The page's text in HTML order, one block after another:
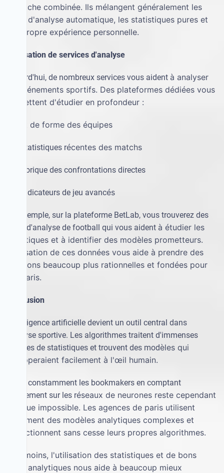
approche combinée. Ils mélangent généralement les
outils d'analyse automatique, les statistiques pures et
leur propre expérience personnelle.
L'utilisation de services d'analyse
Aujourd'hui, de nombreux services vous aident à analyser
énements sportifs. Des plateformes dédiées vous
permettent d'étudier en profondeur :
tat de forme des équipes
les statistiques récentes des matchs
l'historique des confrontations directes
les indicateurs de jeu avancés
Par exemple, sur la plateforme BetLab, vous trouverez des
outils d'analyse de football qui vous aident à étudier les
statistiques et à identifier des modèles prometteurs.
L'utilisation de ces données vous aide à prendre des
cisions beaucoup plus rationnelles et fondées pour
vos paris.
Conclusion
L'intelligence artificielle devient un outil central dans
l'analyse sportive. Les algorithmes traitent d'immenses
archives de statistiques et trouvent des modèles qui
chapperaient facilement à l'œil humain.
Battre constamment les bookmakers en comptant
uniquement sur les réseaux de neurones reste cependant
presque impossible. Les agences de paris utilisent
galement des modèles analytiques complexes et
perfectionnent sans cesse leurs propres algorithmes.
anmoins, l'utilisation des statistiques et de bons
outils analytiques nous aide à beaucoup mieux